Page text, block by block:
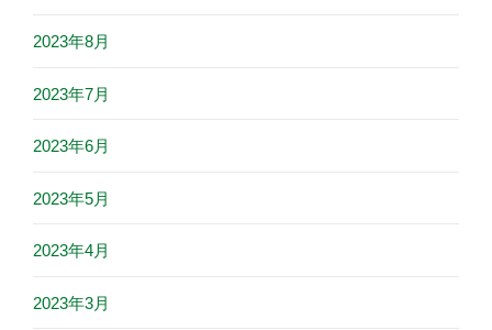
2023年8月
2023年7月
2023年6月
2023年5月
2023年4月
2023年3月